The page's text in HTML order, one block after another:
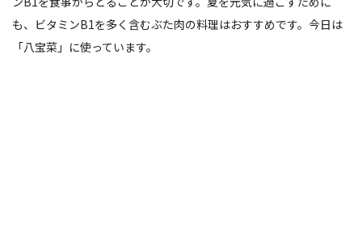
も、ビタミンB1を多く含むぶた肉の料理はおすすめです。今日は
「八宝菜」に使っています。